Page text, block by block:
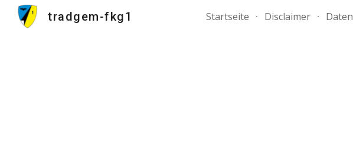
Skip to main content
tradgem-fkg1 Startseite Disclaimer